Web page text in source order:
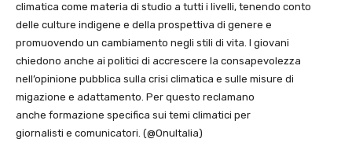
climatica come materia di studio a tutti i livelli, tenendo conto
delle culture indigene e della prospettiva di genere e
promuovendo un cambiamento negli stili di vita. I giovani
chiedono anche ai politici di accrescere la consapevolezza
nell’opinione pubblica sulla crisi climatica e sulle misure di
migazione e adattamento. Per questo reclamano
anche formazione specifica sui temi climatici per
giornalisti e comunicatori. (@OnuItalia)